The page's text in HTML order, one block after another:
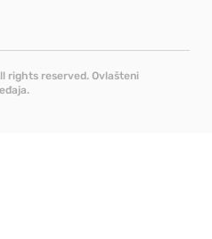
rights reserved. Ovlašteni